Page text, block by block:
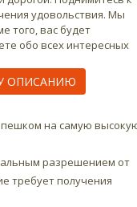
удовольствия. Мы
того, вас будет
обо всех интересных
ОПИСАНИЮ
пешком на самую
разрешением от
требует получения